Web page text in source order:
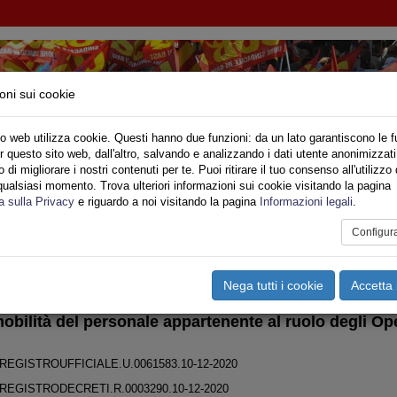
SINDACALE DI BASE SETTORE VIGILI DEL
Privato Territori Sociale Speciali Multimedia
COMUNICATI DIPARTIMENTO
del personale appartenente al ruolo degli
12-2020
12-2020
sui cookie
web utilizza cookie. Questi hanno due funzioni: da un lato garantiscono le
questo sito web, dall'altro, salvando e analizzando i dati utente
di migliorare i nostri contenuti per te. Puoi ritirare il tuo consenso all'utilizzo
momento. Trova ulteriori informazioni sui cookie visitando la pagina
sulla Privacy e riguardo a noi visitando la pagina Informazioni legali.
Nega tutti i cookie Accetta